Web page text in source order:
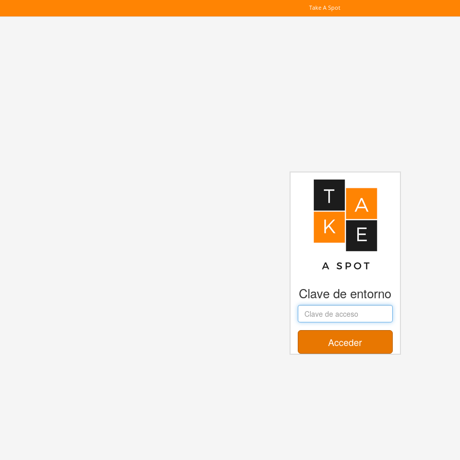
Take A Spot
Clave de entorno
key
Acceder